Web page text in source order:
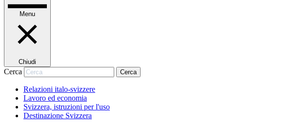
Menu
Chiudi
Cerca Cerca
Relazioni italo-svizzere
Lavoro ed economia
Svizzera, istruzioni per l'uso
Destinazione Svizzera